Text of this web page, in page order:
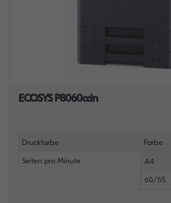
ECOSYS P8060cdn
Druckfarbe Farbe
Seiten pro Minute A4
60/55